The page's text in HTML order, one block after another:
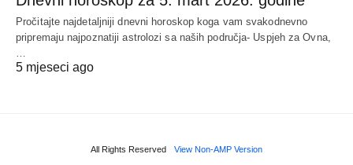
Pročitajte najdetaljniji dnevni horoskop koga vam svakodnevno
pripremaju najpoznatiji astrolozi sa naših područja- Uspjeh za Ovna,
…
5 mjeseci ago
All Rights Reserved View Non-AMP Version